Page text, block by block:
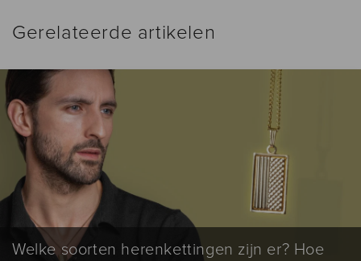
Gerelateerde artikelen
Welke soorten herenkettingen zijn er? Hoe